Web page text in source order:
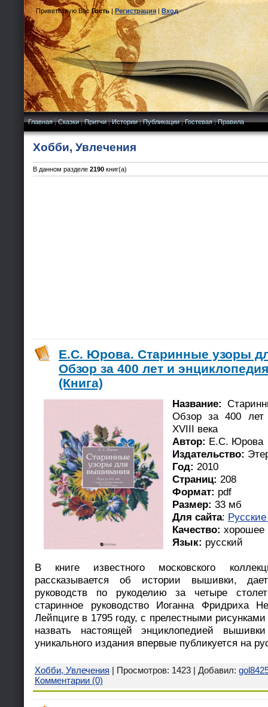
Приветствую Вас Гость|Регистрация|Вход
Главная|Сказки|Притчи|Истории|Публикации|Гостевая|Правила
Хобби, Увлечения
В данном разделе 2190 книг(а)
Е.С. Юрова. Старинные узоры
Обзор за 400 лет и
(Книга)
Название:
Обзор за 400 лет
XVIII века
Автор: Е.С. Юрова
Издательство:
Год: 2010
Страниц: 208
Формат: pdf
Размер: 33 мб
Для сайта: Русские
Качество: хорошее
Язык: русский
В книге известного московского
рассказывается об истории вышивки,
руководств по рукоделию за четыре
старинное руководство Иоганна Фридриха
Лейпциге в 1795 году, с прелестными
назвать настоящей энциклопедией
уникального издания впервые публикуется на
Хобби, Увлечения | Просмотров: 1423 | Добавил:
Комментарии (0)